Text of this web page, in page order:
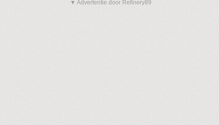
▼ Advertentie door Refinery89